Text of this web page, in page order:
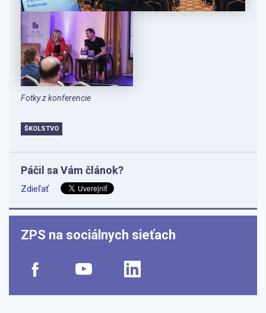
Fotky z konferencie
ŠKOLSTVO
Páčil sa Vám článok?
Zdieľať
ZPS na sociálnych sieťach